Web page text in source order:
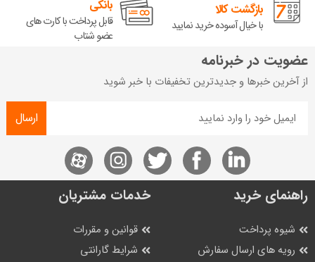
بازگشت کالا
با خیال آسوده خرید نمایید
بانکی
قابل پرداخت با کارت های
عضو شتاب
عضویت در خبرنامه
از آخرین خبرها و جدیدترین تخفیفات با خبر شوید
ارسال
راهنمای خرید
شیوه پرداخت
رویه های ارسال سفارش
خدمات مشتریان
قوانین و مقررات
شرایط گارانتی